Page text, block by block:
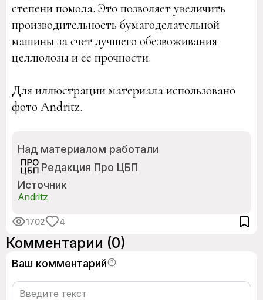
степени помола. Это позволяет увеличить
производительность бумагоделательной
машины за счет лучшего обезвоживания
целлюлозы и ее прочности.
Для иллюстрации материала использовано
фото Andritz.
Над материалом работали
Редакция Про ЦБП
Источник
Andritz
1702 4
Комментарии (0)
Ваш комментарий